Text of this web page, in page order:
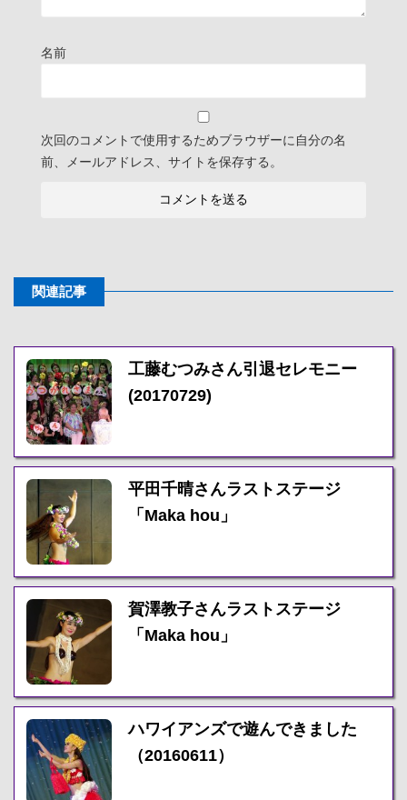
名前
次回のコメントで使用するためブラウザーに自分の名
前、メールアドレス、サイトを保存する。
関連記事
工藤むつみさん引退セレモニー
(20170729)
平田千晴さんラストステージ
「Maka hou」
賀澤教子さんラストステージ
「Maka hou」
ハワイアンズで遊んできました
（20160611）